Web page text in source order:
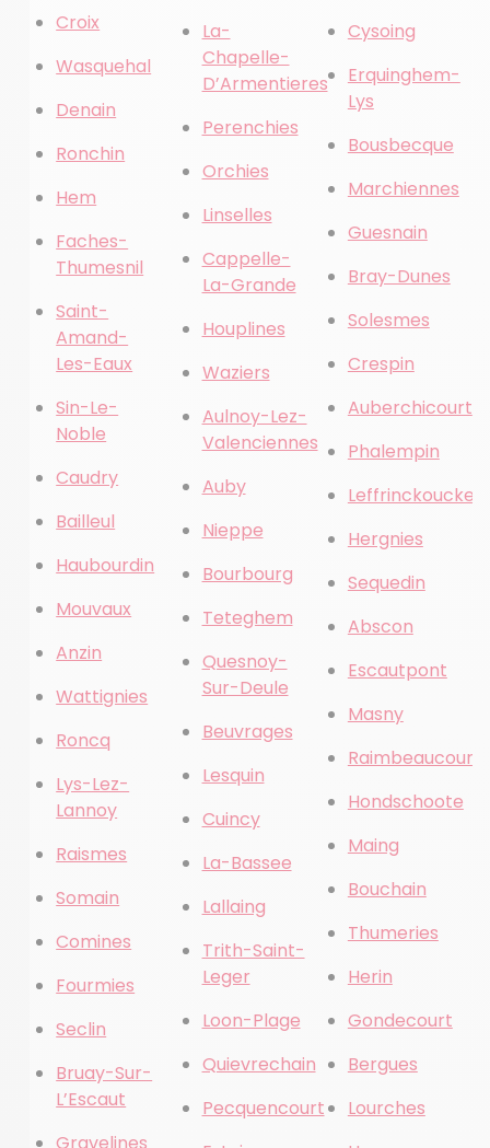
Croix
Wasquehal
Denain
Ronchin
Hem
Faches-
Thumesnil
Saint-
Amand-
Les-Eaux
Sin-Le-
Noble
Caudry
Bailleul
Haubourdin
Mouvaux
Anzin
Wattignies
Roncq
Lys-Lez-
Lannoy
Raismes
Somain
Comines
Fourmies
Seclin
Bruay-Sur-
L’Escaut
La-
Chapelle-
D’Armentieres
Perenchies
Orchies
Linselles
Cappelle-
La-Grande
Houplines
Waziers
Aulnoy-Lez-
Valenciennes
Auby
Nieppe
Bourbourg
Teteghem
Quesnoy-
Sur-Deule
Beuvrages
Lesquin
Cuincy
La-Bassee
Lallaing
Trith-Saint-
Leger
Loon-Plage
Quievrechain
Pecquencourt
Cysoing
Erquinghem-
Lys
Bousbecque
Marchiennes
Guesnain
Bray-Dunes
Solesmes
Crespin
Auberchicourt
Phalempin
Leffrinckoucke
Hergnies
Sequedin
Abscon
Escautpont
Masny
Raimbeaucourt
Hondschoote
Maing
Bouchain
Thumeries
Herin
Gondecourt
Bergues
Lourches